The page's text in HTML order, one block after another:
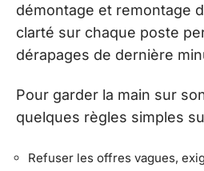
démontage et remontage
clarté sur chaque poste
dérapages de dernière
Pour garder la main sur
quelques règles simples
Refuser les offres vagues,